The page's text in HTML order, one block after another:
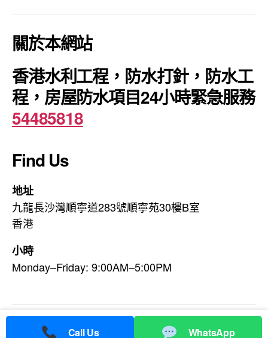
關於本網站
香港水利工程，防水打針，防水工
程，房屋防水項目24小時緊急服務
54485818
Find Us
地址
九龍長沙灣順寧道283號順寧苑30樓B室
香港
小時
Monday–Friday: 9:00AM–5:00PM
© 2026香港利水防水工程公司
Call Us WhatsApp